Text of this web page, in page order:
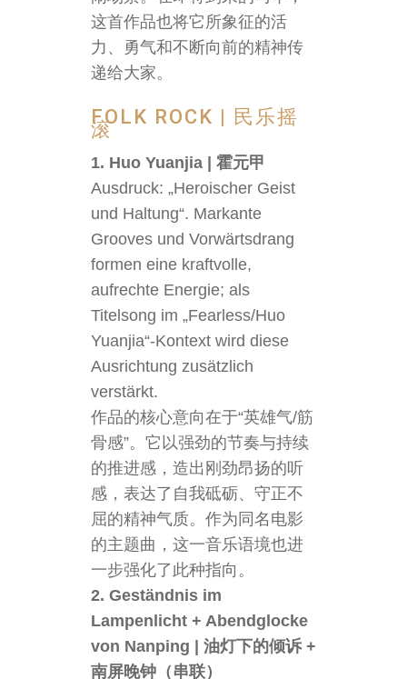
这首作品也将它所象征的活
力、勇气和不断向前的精神传
递给大家。
FOLK ROCK | 民乐摇
滚
1. Huo Yuanjia | 霍元甲
Ausdruck: „Heroischer Geist
und Haltung“. Markante
Grooves und Vorwärtsdrang
formen eine kraftvolle,
aufrechte Energie; als
Titelsong im „Fearless/Huo
Yuanjia“-Kontext wird diese
Ausrichtung zusätzlich
verstärkt.
作品的核心意向在于“英雄气/筋
骨感”。它以强劲的节奏与持续
的推进感，造出刚劲昂扬的听
感，表达了自我砥砺、守正不
屈的精神气质。作为同名电影
的主题曲，这一音乐语境也进
一步强化了此种指向。
2. Geständnis im
Lampenlicht + Abendglocke
von Nanping | 油灯下的倾诉 +
南屏晚钟（串联）